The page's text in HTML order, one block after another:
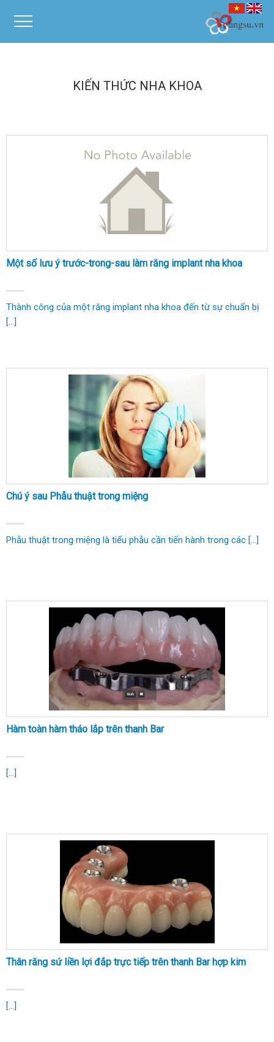
KIẾN THỨC NHA KHOA
Một số lưu ý trước-trong-sau làm răng implant nha khoa
Thành công của một răng implant nha khoa đến từ sự chuẩn bị
[...]
Chú ý sau Phẫu thuật trong miệng
Phẫu thuật trong miệng là tiểu phẫu cần tiến hành trong các [...]
Hàm toàn hàm tháo lắp trên thanh Bar
[...]
Thân răng sứ liền lợi đắp trực tiếp trên thanh Bar hợp kim
[...]